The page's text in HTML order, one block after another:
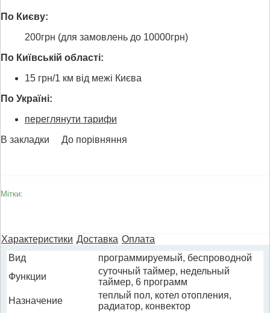
По Києву:
200грн (для замовлень до 10000грн)
По Київській області:
15 грн/1 км від межі Києва
По Україні:
переглянути тарифи
В закладки
До порівняння
Мітки:
Характеристики Доставка Оплата
Вид
программируемый, беспроводной
Функции
суточный таймер, недельный
таймер, 6 программ
Назначение
теплый пол, котел отопления,
радиатор, конвектор